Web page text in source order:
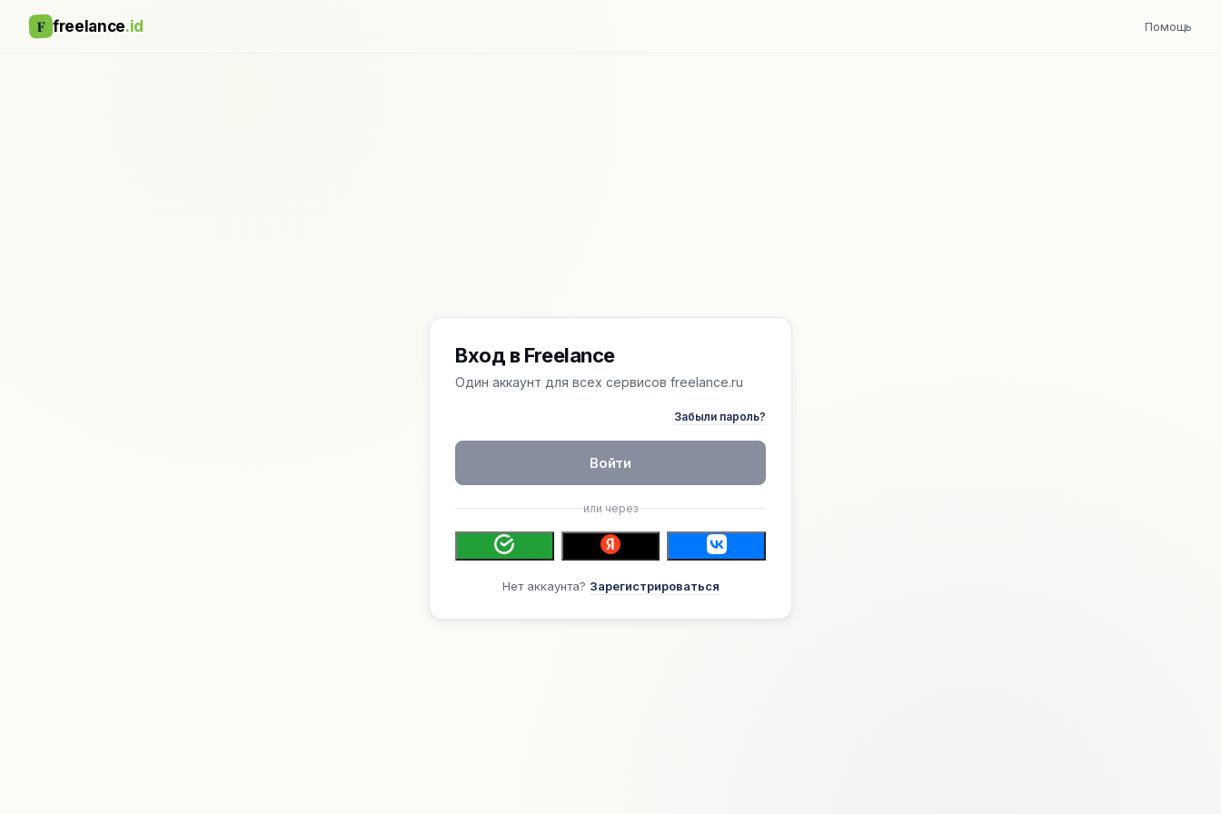
F freelance.id Помощь
Вход в Freelance
Один аккаунт для всех сервисов freelance.ru
Забыли пароль?
Войти
или через
Нет аккаунта? Зарегистрироваться